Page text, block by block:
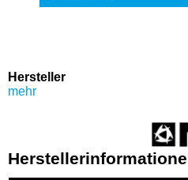
Hersteller
mehr